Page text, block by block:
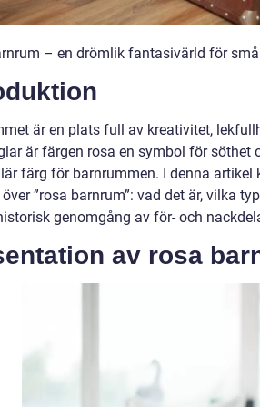
– en drömlik fantasivärld för
är en plats full av kreativitet,
är färgen rosa en symbol för söthet
färg för barnrummen. I denna artikel
”rosa barnrum”: vad det är, vilka
genomgång av för- och
av rosa